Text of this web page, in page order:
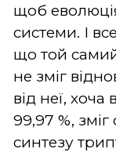
щоб
системи. І
що той
не зміг
від неї,
99,97 %,
синтезу